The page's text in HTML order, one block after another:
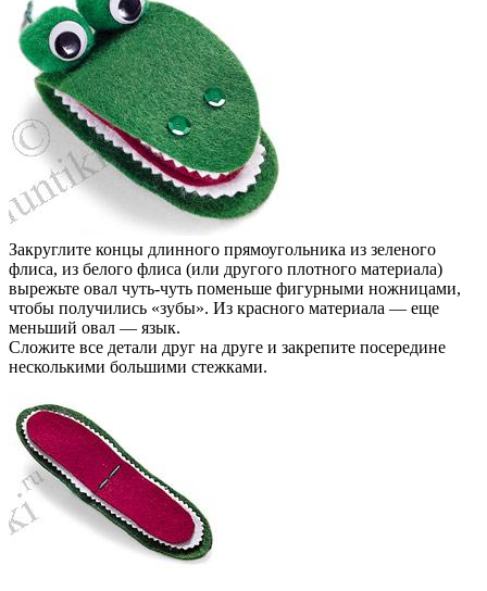
Закруглите концы длинного прямоугольника из зеленого
флиса, из белого флиса (или другого плотного материала)
вырежьте овал чуть-чуть поменьше фигурными ножницами,
чтобы получились «зубы». Из красного материала — еще
меньший овал — язык.
Сложите все детали друг на друге и закрепите посередине
несколькими большими стежками.